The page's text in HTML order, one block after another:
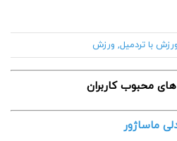
ورزش با تردمیل, ورزش
محبوب کاربران
ماساژور